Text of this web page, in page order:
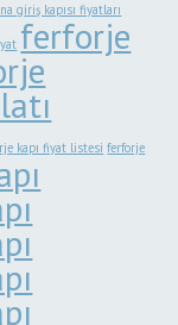
giriş kapısı fiyatları
ferforje
kapı fiyat listesi ferforje